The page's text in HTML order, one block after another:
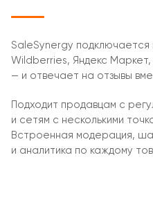
SaleSynergy
Wildberries, Яндекс
— и отвечает на отзывы
Подходит продавцам с
и сетям с несколькими
Встроенная модерация,
и аналитика по каждому